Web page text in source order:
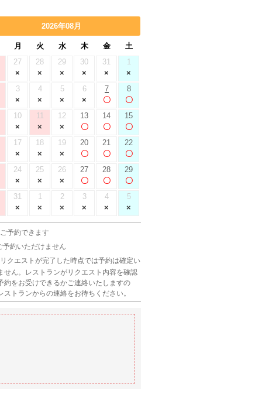
2026年08月
月 火 水 木 金
土
27
28 29 30 31 1
3 4 5 6 7 8
10 11 12 13 14 15
17 18 19 20 21 22
24 25 26 27 28 29
31 1 2 3 4 5
予約できます
予約いただけません
クエストが完了した時点では予約は確定い
せん。レストランがリクエスト内容を確認
約をお受けできるかご連絡いたしますの
ストランからの連絡をお待ちください。